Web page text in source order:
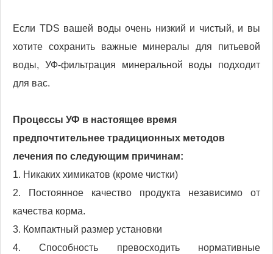
Если TDS вашей воды очень низкий и чистый, и вы
хотите сохранить важные минералы для питьевой
воды, УФ-фильтрация минеральной воды подходит
для вас.
Процессы УФ в настоящее время
предпочтительнее традиционных методов
лечения по следующим причинам:
1. Никаких химикатов (кроме чистки)
2. Постоянное качество продукта независимо от
качества корма.
3. Компактный размер установки
4. Способность превосходить нормативные